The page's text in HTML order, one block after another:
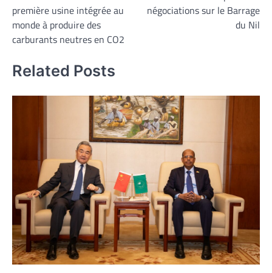
l’article
première usine intégrée au
monde à produire des
carburants neutres en CO2
négociations sur le Barrage
du Nil
Related Posts